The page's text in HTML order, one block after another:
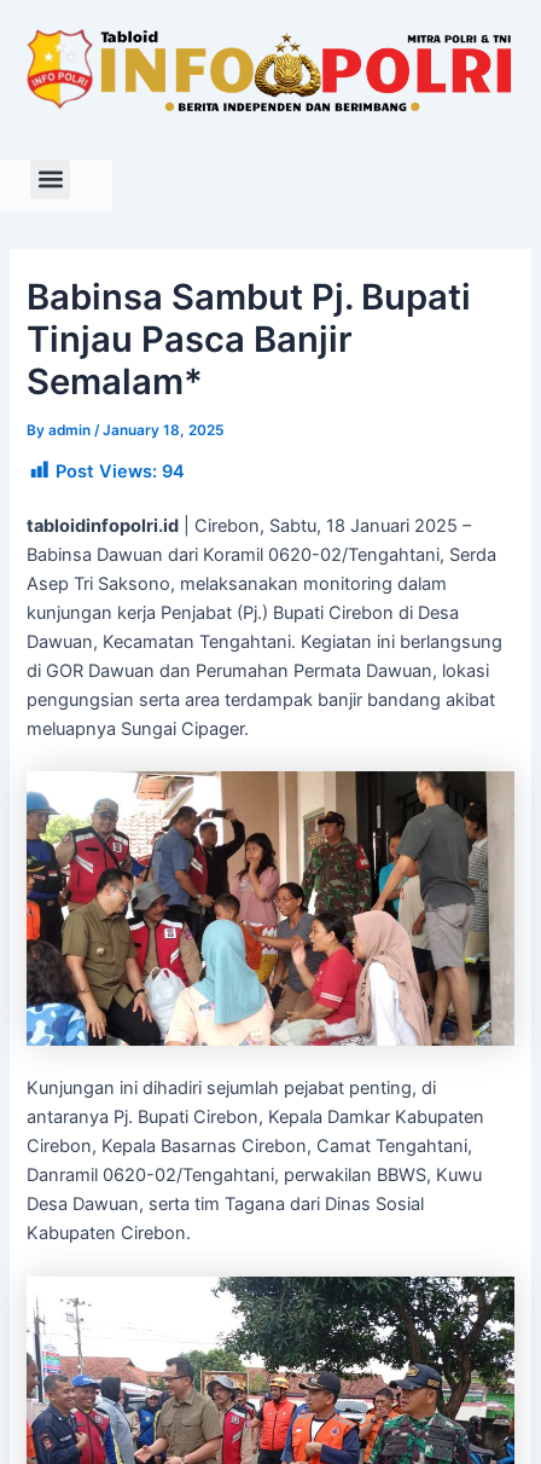
content
Babinsa Sambut Pj. Bupati
Tinjau Pasca Banjir
Semalam*
Byadmin/January 18, 2025
Post Views: 94
tabloidinfopolri.id | Cirebon, Sabtu, 18 Januari 2025 –
Babinsa Dawuan dari Koramil 0620-02/Tengahtani, Serda
Asep Tri Saksono, melaksanakan monitoring dalam
kunjungan kerja Penjabat (Pj.) Bupati Cirebon di Desa
Dawuan, Kecamatan Tengahtani. Kegiatan ini berlangsung
di GOR Dawuan dan Perumahan Permata Dawuan, lokasi
pengungsian serta area terdampak banjir bandang akibat
meluapnya Sungai Cipager.
Kunjungan ini dihadiri sejumlah pejabat penting, di
antaranya Pj. Bupati Cirebon, Kepala Damkar Kabupaten
Cirebon, Kepala Basarnas Cirebon, Camat Tengahtani,
Danramil 0620-02/Tengahtani, perwakilan BBWS, Kuwu
Desa Dawuan, serta tim Tagana dari Dinas Sosial
Kabupaten Cirebon.